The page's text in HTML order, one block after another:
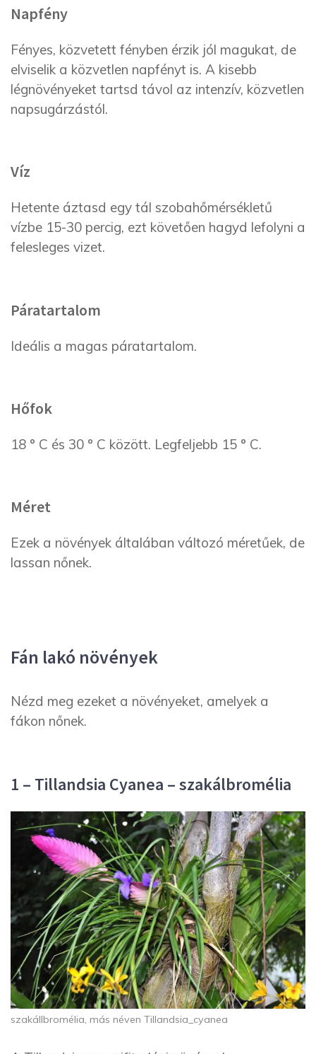
Napfény
Fényes, közvetett fényben érzik jól magukat, de
elviselik a közvetlen napfényt is. A kisebb
légnövényeket tartsd távol az intenzív, közvetlen
napsugárzástól.
Víz
Hetente áztasd egy tál szobahőmérsékletű
vízbe 15-30 percig, ezt követően hagyd lefolyni a
felesleges vizet.
Páratartalom
Ideális a magas páratartalom.
Hőfok
18 ° C és 30 ° C között. Legfeljebb 15 ° C.
Méret
Ezek a növények általában változó méretűek, de
lassan nőnek.
Fán lakó növények
Nézd meg ezeket a növényeket, amelyek a
fákon nőnek.
1 – Tillandsia Cyanea – szakálbromélia
szakállbromélia, más néven Tillandsia_cyanea